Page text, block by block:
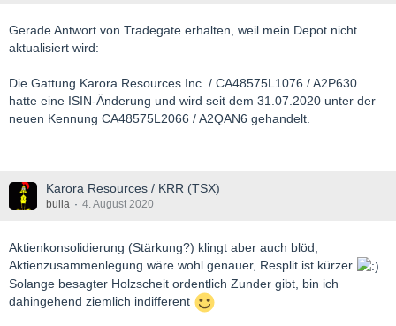
Gerade Antwort von Tradegate erhalten, weil mein Depot nicht
aktualisiert wird:
Die Gattung Karora Resources Inc. / CA48575L1076 / A2P630
hatte eine ISIN-Änderung und wird seit dem 31.07.2020 unter der
neuen Kennung CA48575L2066 / A2QAN6 gehandelt.
Karora Resources / KRR (TSX)
bulla 4. August 2020
Aktienkonsolidierung (Stärkung?) klingt aber auch blöd,
Aktienzusammenlegung wäre wohl genauer, Resplit ist kürzer
Solange besagter Holzscheit ordentlich Zunder gibt, bin ich
dahingehend ziemlich indifferent